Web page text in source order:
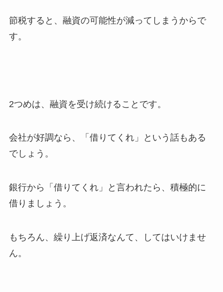
節税すると、融資の可能性が減ってしまうからで
す。
2つめは、融資を受け続けることです。
会社が好調なら、「借りてくれ」という話もある
でしょう。
銀行から「借りてくれ」と言われたら、積極的に
借りましょう。
もちろん、繰り上げ返済なんて、してはいけませ
ん。